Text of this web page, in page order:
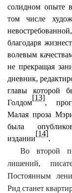
солидном опыте
том числе
благодаря
волевым
не прекращая
дневник,
главы которой
Голдом
[13]
,
Малая проза
была
издании
[14]
.
Во второй
лишений,
Постоянным
Рид станет